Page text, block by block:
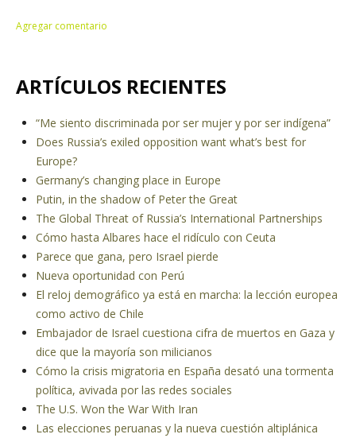
ARTÍCULOS RECIENTES
“Me siento discriminada por ser mujer y por ser indígena”
Does Russia’s exiled opposition want what’s best for
Europe?
Germany’s changing place in Europe
Putin, in the shadow of Peter the Great
The Global Threat of Russia’s International Partnerships
Cómo hasta Albares hace el ridículo con Ceuta
Parece que gana, pero Israel pierde
Nueva oportunidad con Perú
El reloj demográfico ya está en marcha: la lección europea
como activo de Chile
Embajador de Israel cuestiona cifra de muertos en Gaza y
dice que la mayoría son milicianos
Cómo la crisis migratoria en España desató una tormenta
política, avivada por las redes sociales
The U.S. Won the War With Iran
Las elecciones peruanas y la nueva cuestión altiplánica